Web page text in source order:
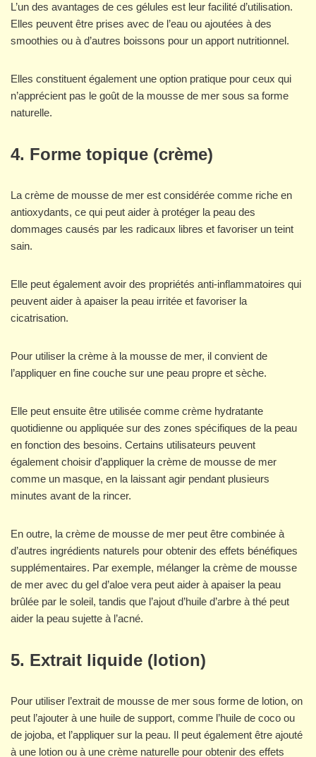
L’un des avantages de ces gélules est leur facilité d’utilisation.
Elles peuvent être prises avec de l’eau ou ajoutées à des
smoothies ou à d’autres boissons pour un apport nutritionnel.
Elles constituent également une option pratique pour ceux qui
n’apprécient pas le goût de la mousse de mer sous sa forme
naturelle.
4. Forme topique (crème)
La crème de mousse de mer est considérée comme riche en
antioxydants, ce qui peut aider à protéger la peau des
dommages causés par les radicaux libres et favoriser un teint
sain.
Elle peut également avoir des propriétés anti-inflammatoires qui
peuvent aider à apaiser la peau irritée et favoriser la
cicatrisation.
Pour utiliser la crème à la mousse de mer, il convient de
l’appliquer en fine couche sur une peau propre et sèche.
Elle peut ensuite être utilisée comme crème hydratante
quotidienne ou appliquée sur des zones spécifiques de la peau
en fonction des besoins. Certains utilisateurs peuvent
également choisir d’appliquer la crème de mousse de mer
comme un masque, en la laissant agir pendant plusieurs
minutes avant de la rincer.
En outre, la crème de mousse de mer peut être combinée à
d’autres ingrédients naturels pour obtenir des effets bénéfiques
supplémentaires. Par exemple, mélanger la crème de mousse
de mer avec du gel d’aloe vera peut aider à apaiser la peau
brûlée par le soleil, tandis que l’ajout d’huile d’arbre à thé peut
aider la peau sujette à l’acné.
5. Extrait liquide (lotion)
Pour utiliser l’extrait de mousse de mer sous forme de lotion, on
peut l’ajouter à une huile de support, comme l’huile de coco ou
de jojoba, et l’appliquer sur la peau. Il peut également être ajouté
à une lotion ou à une crème naturelle pour obtenir des effets